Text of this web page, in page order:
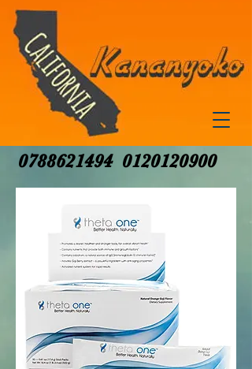
0788621494 0120120900